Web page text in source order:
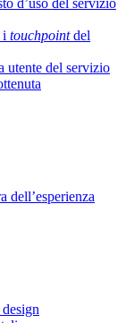
d’uso del servizio
i touchpointdel
utente del servizio
dell’esperienza